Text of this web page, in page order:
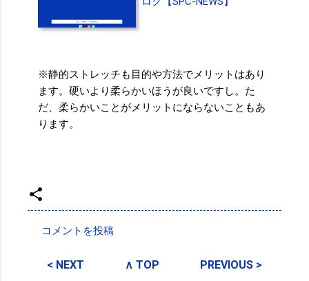
※静的ストレッチも目的や方法でメリットはあり
ます。硬いより柔らかいほうが良いですし。た
だ、柔らかいことがメリットにならないこともあ
ります。
メ
コメントを投稿
< NEXT ∧ TOP PREVIOUS >